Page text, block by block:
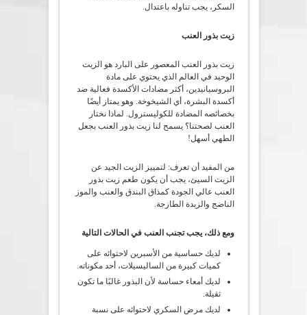
السكر، يجب تناوله باعتدال.
زيت بذور العنب
زيت بذور العنب المعصور على البارد هو الزيت
الوحيد في العالم الذي يحتوي على مادة
البروسيانيدين، أكثر مضادات الأكسدة فعالية ضد
أكسدة البشرة، أي الشيخوخة. وهو يمتاز أيضًا
بخصائصه المضادة للكوليسترول. لماذا نختار
العنب لصحتنا؟ يسمح لنا زيت بذور العنب بجعل
الطهي أسهل!
من المفيد أن تعرف: لتمييز الزيت الجيد عن
الزيت السيئ، يجب أن يكون طعم زيت بذور
العنب عالي الجودة كمذاق البندق والعنب والموز
الناضج والزبدة الطازجة.
ومع ذلك، يجب تجنب العنب في الحالات التالية
لديك حساسية من الأسبرين لاحتوائه على
كميات كبيرة من الساليسيلات، أحد مكوناته.
لديك أمعاء حساسة لأن البذور غالبًا ما تكون
ثقيلة.
لديك مرض السكري لاحتوائه على نسبة